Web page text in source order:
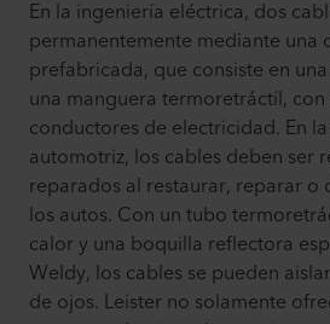
En la ingeniería eléctrica, dos
permanentemente mediante una
prefabricada, que consiste en
una manguera termoretráctil,
conductores de electricidad. En
automotriz, los cables deben ser
reparados al restaurar, reparar o
los autos. Con un tubo
calor y una boquilla reflectora
Weldy, los cables se pueden
de ojos. Leister no solamente